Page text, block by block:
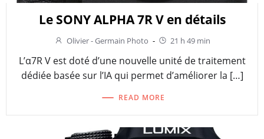
Le SONY ALPHA 7R V en détails
Olivier - Germain Photo - 21 h 49 min
L’α7R V est doté d’une nouvelle unité de traitement
dédiée basée sur l’IA qui permet d’améliorer la […]
READ MORE